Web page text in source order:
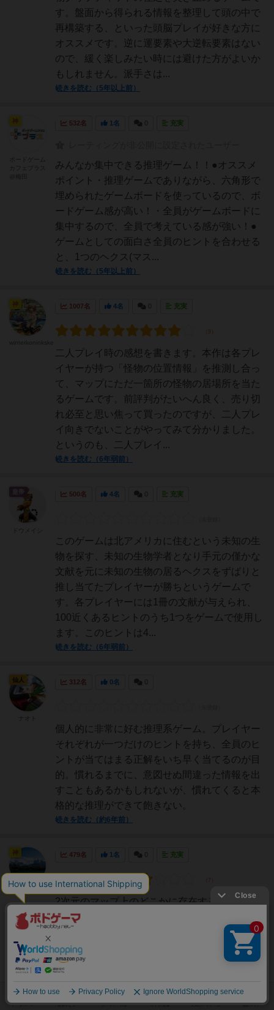
す。盤面から得られる情報を整理して頭の中で
再構築する、といった頭脳プレイが好きな方に
オススメです。逆に運要素や大逆転要素はない
ので、緩く楽しみたい時には避けた方がよいか
もしれません。派手さは...
続きを読む（5年以上前）
532名 1名 充実
みんなか集中できる推理ゲーム！！●オススメ
ポイント・推理ゲームでありながら、六角形で
埋められたゲームボードを使っているので、ボ
ードゲーム感が高い！・全員がゲームボードに
集中するので、全員で考えている感が強い！●
ゲームとしての面白さ全員のヒントを合わせる
と、1つのヘクス(マス...
続きを読む（5年以上前）
1007名 4名 充実
二人プレイ時の感想を書きます。本作は各プレ
イヤーが持つ「怪物の位置情報」を推測し合っ
て、マップにただ一箇所の怪物の居場所を当た
るゲームです。前評判がたいへん良く、売り切
れ必至と思い焦って買ったのですが、二人プレ
イ向きでないことがやってみて分かりました。
というのも、二人プレイ...
続きを読む（6年弱前）
神
500名 4名 充実
このゲームは北アメリカに住むという未知の生
物を探す、未知の生物学者となり手元の僅かな
文献を元に未知の生物の居るヘクスをずばりと
推し当てたプレイヤーが勝ちというゲームで
す。各プレイヤーには1冊の文献が与えられ、
100近くあるヒントのうち1つをゲームで使用し
ます。このヒントは4...
続きを読む（6年弱前）
312名 0名
個人的に非常に好む推理系ゲーム。プレイヤー
それぞれが一つだけのヒントを持ち、全員のヒ
ントが当てはまる正解をいち早く当てるのが目
的。慣れるまでに、意図せぬ間違った情報を出
すこともあるかもしれないが、慣れてくると本
格的な推理ができて飽きない。
続きを読む（約6年前）
仙人
479名 1名 充実
2次元のマップ上のどこかに存在する未確認生
物を発見するために、各プレイヤーが１つずつ
持っている情報をもとにしてその場所（へク
ス）を特定するのが目的の推理ゲームです。ボ
ードの組み合わせ方を規定しているカード（５
せます。各プレイヤーはク...
続きを読む（6年以上前）
神